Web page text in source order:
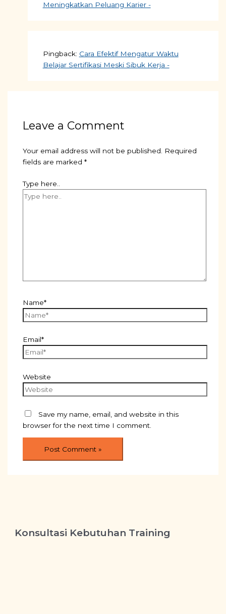
Meningkatkan Peluang Karier -
Pingback: Cara Efektif Mengatur Waktu
Belajar Sertifikasi Meski Sibuk Kerja -
Leave a Comment
Your email address will not be published. Required
fields are marked *
Type here..
Name*
Email*
Website
Save my name, email, and website in this
browser for the next time I comment.
Konsultasi Kebutuhan Training